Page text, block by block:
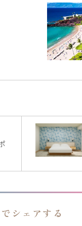
シェアする